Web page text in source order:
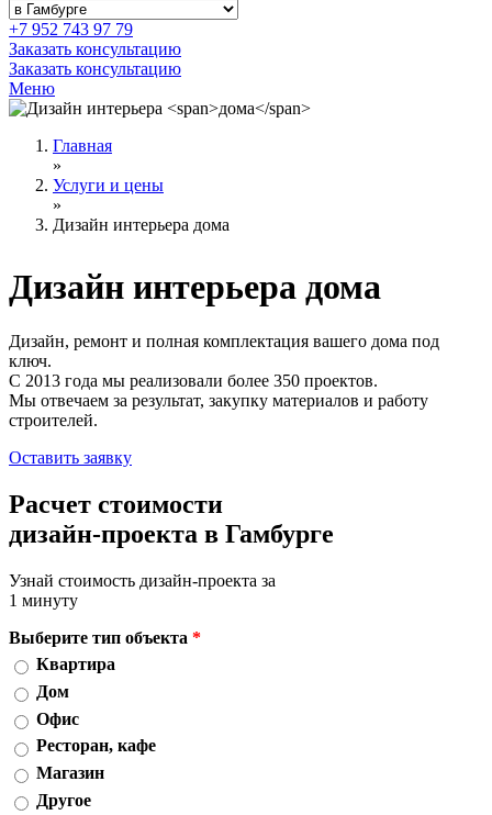
+7 952 743 97 79
Заказать консультацию
Заказать консультацию
Меню
Главная
»
Услуги и цены
»
Дизайн интерьера дома
Дизайн интерьера дома
Дизайн, ремонт и полная комплектация вашего дома под
ключ.
С 2013 года мы реализовали более 350 проектов.
Мы отвечаем за результат, закупку материалов и работу
строителей.
Оставить заявку
Расчет стоимости
дизайн-проекта в Гамбурге
Узнай стоимость дизайн-проекта за
1 минуту
Выберите тип объекта *
Квартира
Дом
Офис
Ресторан, кафе
Магазин
Другое